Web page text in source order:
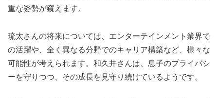
重な姿勢が窺えます。
琉太さんの将来については、エンターテインメント業界で
の活躍や、全く異なる分野でのキャリア構築など、様々な
可能性が考えられます。和久井さんは、息子のプライバシ
ーを守りつつ、その成長を見守り続けているようです。